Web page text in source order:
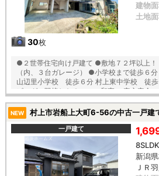
30枚
建物
土地
●２世帯住宅向け戸建て ●敷地７２坪以上
（内、３台ガレージ） ●小学校まで徒歩６分 ●全
山辺里小学校 徒歩６分 村上東中学校 徒歩２６分 ―おす
ビングに隣接した２ｗａｙ和室 ・安心安全
も物置があるので季節物の収納にも便利
NEW 村上市岩船上大町6-56の中古一戸建
一戸建て
新潟
ＪＲ